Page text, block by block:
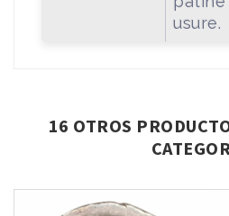
usure.
16 OTROS